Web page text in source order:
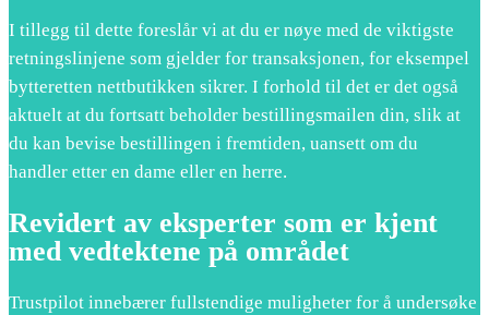
I tillegg til dette foreslår vi at du er nøye med de viktigste
retningslinjene som gjelder for transaksjonen, for eksempel
bytteretten nettbutikken sikrer. I forhold til det er det også
aktuelt at du fortsatt beholder bestillingsmailen din, slik at
du kan bevise bestillingen i fremtiden, uansett om du
handler etter en dame eller en herre.
Revidert av eksperter som er kjent
med vedtektene på området
Trustpilot innebærer fullstendige muligheter for å undersøke